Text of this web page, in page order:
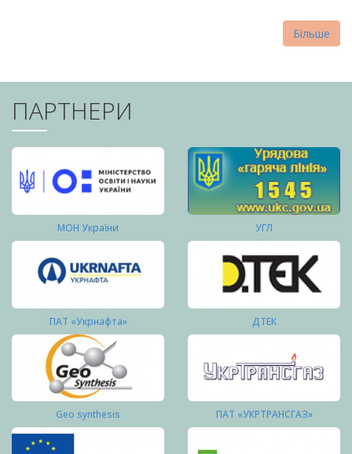
Більше
ПАРТНЕРИ
МОН України УГЛ
ПАТ «Укрнафта» ДТЕК
Geo synthesis ПАТ «УКРТРАНСГАЗ»